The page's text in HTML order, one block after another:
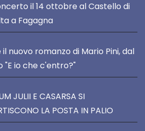
il 14 ottobre al Castello di
a Fagagna
il nuovo romanzo di Mario Pini, dal
"E io che c'entro?"
JULII E CASARSA SI
LA POSTA IN PALIO